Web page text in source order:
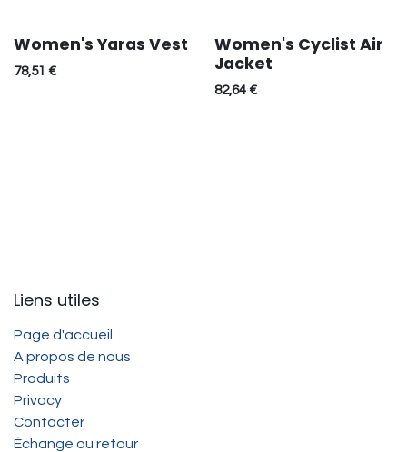
Women's Yaras Vest
78,51 €
Women's Cyclist Air
Jacket
82,64€
Liens utiles
Page d'accueil
A propos de nous
Produits
Privacy
Contacter
Échange ou retour